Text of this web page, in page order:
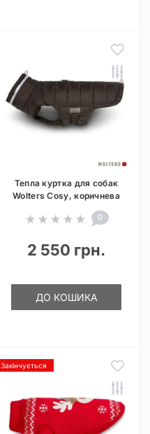
Тепла куртка для собак
Wolters Cosy, коричнева
0
2 550 грн.
ДО КОШИКА
Закінчується